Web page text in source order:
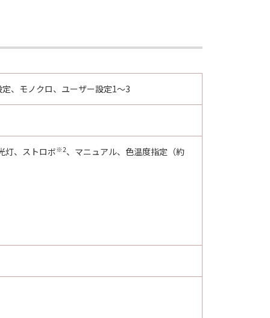
、モノクロ、ユーザー設定1～3
灯、ストロボ※2、マニュアル、色温度指定（約